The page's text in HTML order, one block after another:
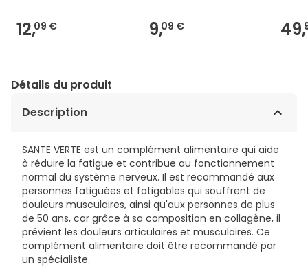
12,09 € 9,09 € 49,
Détails du produit
Description
SANTE VERTE est un complément alimentaire qui aide
à réduire la fatigue et contribue au fonctionnement
normal du système nerveux. Il est recommandé aux
personnes fatiguées et fatigables qui souffrent de
douleurs musculaires, ainsi qu'aux personnes de plus
de 50 ans, car grâce à sa composition en collagène, il
prévient les douleurs articulaires et musculaires. Ce
complément alimentaire doit être recommandé par
un spécialiste.